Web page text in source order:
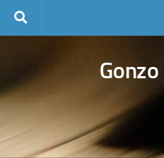
Skip to content